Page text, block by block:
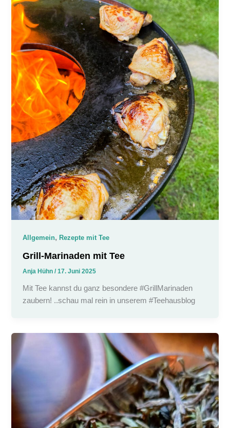
Allgemein,Rezepte mit Tee
Grill-Marinaden mit Tee
Anja Hühn/17. Juni 2025
Mit Tee kannst du ganz besondere #GrillMarinaden
zaubern! ..schau mal rein in unserem #Teehausblog